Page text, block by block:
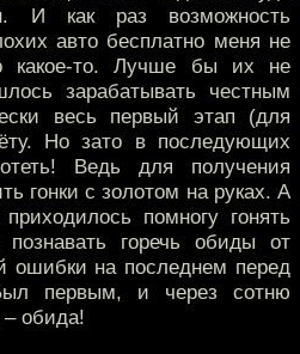
И как раз возможность
авто бесплатно меня не
какое-то. Лучше бы их не
зарабатывать честным
весь первый этап (для
Но зато в последующих
Ведь для получения
гонки с золотом на руках. А
помногу гонять
горечь обиды от
ошибки на последнем перед
первым, и через сотню
обида!